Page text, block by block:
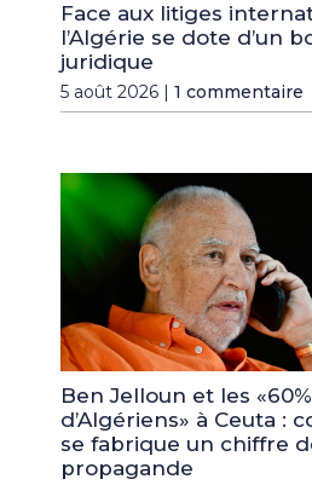
Face aux litiges
l’Algérie se dote d’un
juridique
5 août 2026 | 1 commentaire
Ben Jelloun et les «60%
d’Algériens» à Ceuta :
se fabrique un chiffre
propagande